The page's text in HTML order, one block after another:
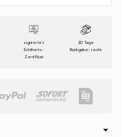
signiertes
Echtheits-
Zertifikat
30 Tage
Rückgabe- recht
arrow_drop_down